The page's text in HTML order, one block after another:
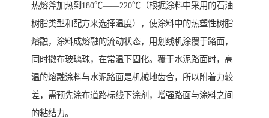
热熔斧加热到180℃——220℃（根据涂料中采用的石油
树脂类型和配方来选择温度），使涂料中的热塑性树脂
熔融，涂料成熔融的流动状态，用划线机涂覆于路面，
同时撒布玻璃珠，在常温下固化。覆于水泥路面时，高
温的熔融涂料与水泥路面是机械地齿合，所以附着力较
差，需预先涂布道路标线下涂剂，增强路面与涂料之间
的粘结力。